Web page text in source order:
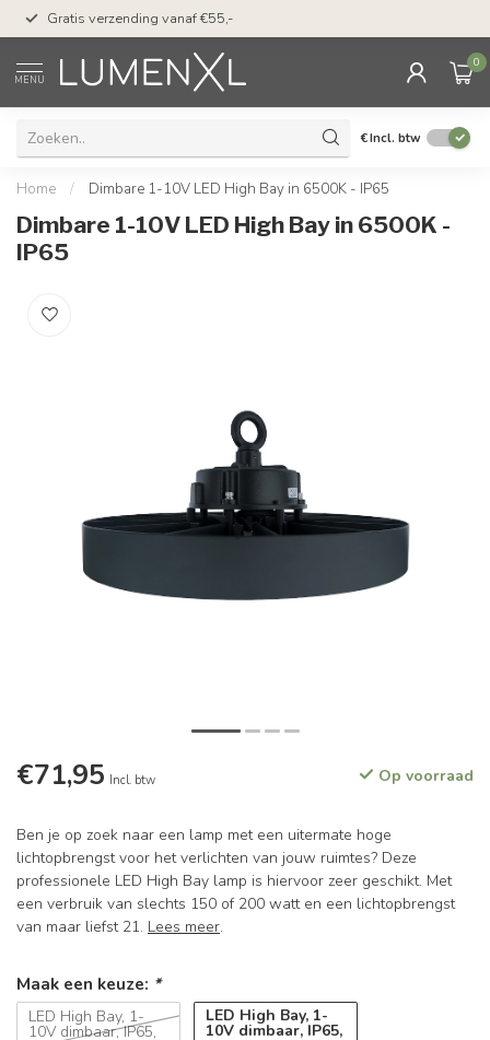
Gratis verzending vanaf €55,-
MENU
0
€Incl. btw
Home / Dimbare 1-10V LED High Bay in 6500K - IP65
Dimbare 1-10V LED High Bay in 6500K -
IP65
€71,95 Incl. btw Op voorraad
Ben je op zoek naar een lamp met een uitermate hoge
lichtopbrengst voor het verlichten van jouw ruimtes? Deze
professionele LED High Bay lamp is hiervoor zeer geschikt. Met
een verbruik van slechts 150 of 200 watt en een lichtopbrengst
van maar liefst 21. Lees meer.
Maak een keuze: *
LED High Bay, 1-
10V dimbaar, IP65,
LED High Bay, 1-
10V dimbaar, IP65,